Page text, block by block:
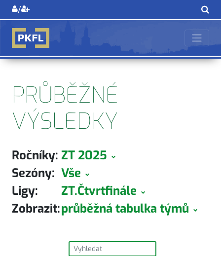
/
PRŮBĚŽNÉ
VÝSLEDKY
ZT 2025
Ročníky:
Vše
Sezóny:
ZT.Čtvrtfinále
Ligy:
průběžná tabulka týmů
Zobrazit: